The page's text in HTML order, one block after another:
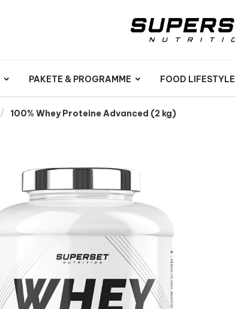
PAKETE & PROGRAMME FOOD LIFESTYLE
100% Whey Proteine Advanced (2 kg)